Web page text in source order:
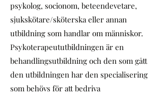
psykolog, socionom, beteendevetare,
sjukskötare/sköterska eller annan
utbildning som handlar om människor.
Psykoterapeututbildningen är en
behandlingsutbildning och den som gått
den utbildningen har den specialisering
som behövs för att bedriva